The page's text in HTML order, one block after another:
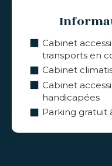
Cabinet
transports en
Cabinet
Cabinet
handicapées
Parking gratuit